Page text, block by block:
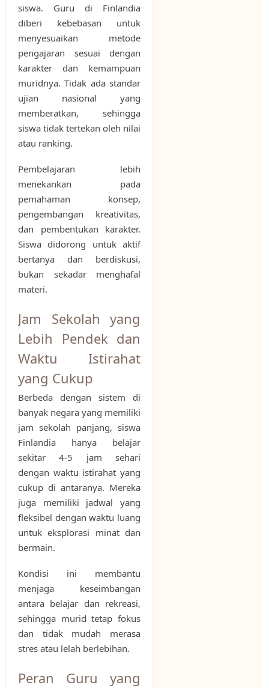
siswa. Guru di Finlandia
diberi kebebasan untuk
menyesuaikan metode
pengajaran sesuai dengan
karakter dan kemampuan
muridnya. Tidak ada standar
ujian nasional yang
memberatkan, sehingga
siswa tidak tertekan oleh nilai
atau ranking.
Pembelajaran lebih
menekankan pada
pemahaman konsep,
pengembangan kreativitas,
dan pembentukan karakter.
Siswa didorong untuk aktif
bertanya dan berdiskusi,
bukan sekadar menghafal
materi.
Jam Sekolah yang
Lebih Pendek dan
Waktu Istirahat
yang Cukup
Berbeda dengan sistem di
banyak negara yang memiliki
jam sekolah panjang, siswa
Finlandia hanya belajar
sekitar 4-5 jam sehari
dengan waktu istirahat yang
cukup di antaranya. Mereka
juga memiliki jadwal yang
fleksibel dengan waktu luang
untuk eksplorasi minat dan
bermain.
Kondisi ini membantu
menjaga keseimbangan
antara belajar dan rekreasi,
sehingga murid tetap fokus
dan tidak mudah merasa
stres atau lelah berlebihan.
Peran Guru yang